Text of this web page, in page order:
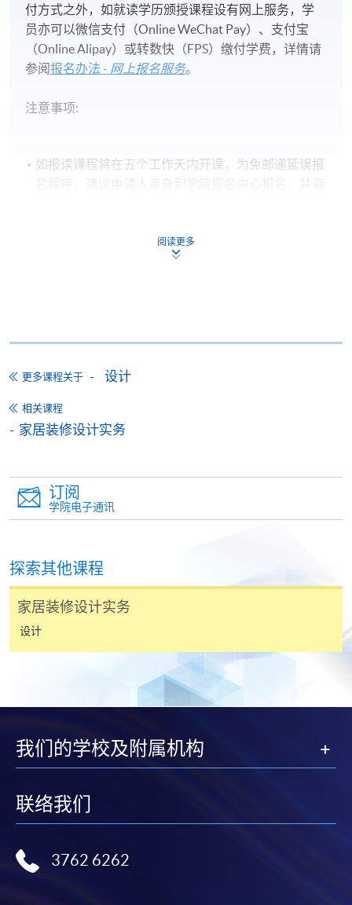
付方式之外，如就读学历颁授课程设有网上服务，学
员亦可以微信支付（Online WeChat Pay）、支付宝
（Online Alipay）或转数快（FPS）缴付学费，详情请
参阅报名办法 - 网上报名服务。
注意事项:
如报读课程将在五个工作天内开课，为免邮递延误报
除由学院裁定的特殊情况（例如课程因报名人数不足
而取消）之外，一切已缴费用概不退还。如获学院批
到支付款项时使用的信用卡户口。
外收费，详情请联络有关学科职员。
学费及学额不得转让他人。一经取录，学员不得转读
其他课程，惟学院对特殊情况，可酌情处理。转读申
学院对邮递失误而遗失的支票或本票、付款收据或个
人资料，概不负责。
若学员有意申请付款证明书，请把填妥之申请表、贴
每张收据申请费用为港币30 元。支票抬头注明「香
港大学专业进修学院」。
阅读更多
更多课程关于 设计
相关课程
家居装修设计实务
订阅
学院电子通讯
探索其他课程
家居装修设计实务
设计
我们的学校及附属机构
联络我们
3762 6262